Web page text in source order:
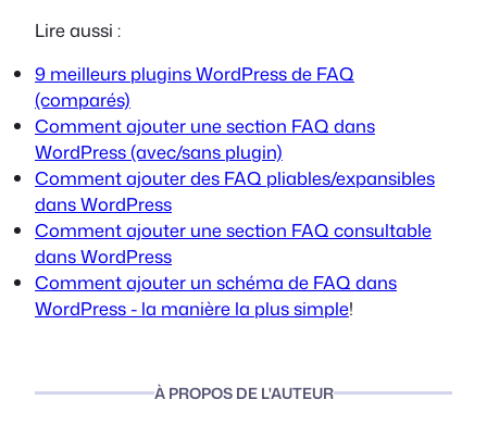
Lire aussi :
9 meilleurs plugins WordPress de FAQ
(comparés)
Comment ajouter une section FAQ dans
WordPress (avec/sans plugin)
Comment ajouter des FAQ pliables/expansibles
dans WordPress
Comment ajouter une section FAQ consultable
dans WordPress
Comment ajouter un schéma de FAQ dans
WordPress - la manière la plus simple!
À PROPOS DE L'AUTEUR